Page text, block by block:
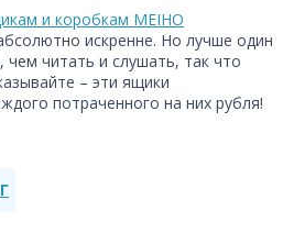
и коробкам MEIHO
искренне. Но лучше один
чем читать и слушать, так что
– эти ящики
потраченного на них рубля!